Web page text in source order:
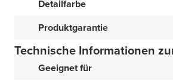
Detailfarbe
Produktgarantie
Technische Informationen
Geeignet für